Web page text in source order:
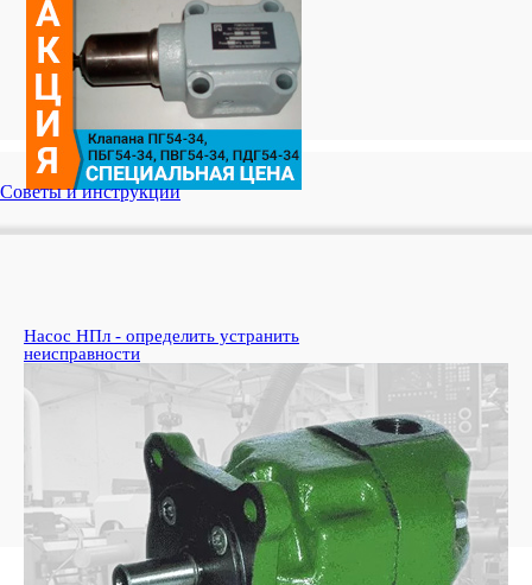
Советы и инструкции
Насос НПл - определить устранить
неисправности